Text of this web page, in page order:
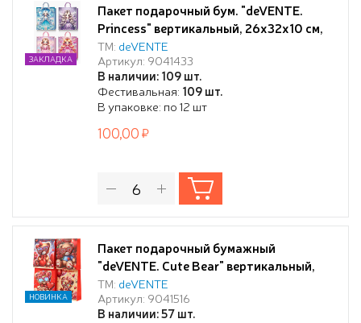
Пакет подарочный бум. "deVENTE.
Princess" вертикальный, 26x32x10 см,
тиснение фольгой 3-d, бумага 210 г/м²,
ассорти 4 дизайна
ТМ: deVENTE
Артикул: 9041433
В наличии: 109 шт.
Фестивальная: 109 шт.
В упаковке: по 12 шт
ЗАКЛАДКА
100,00
Пакет подарочный бумажный
"deVENTE. Cute Bear" вертикальный,
26x32x10 см, горячее тиснение, 3D,
бумага 210 г/м², ассорти 4 дизайна
ТМ: deVENTE
Артикул: 9041516
В наличии: 57 шт.
НОВИНКА